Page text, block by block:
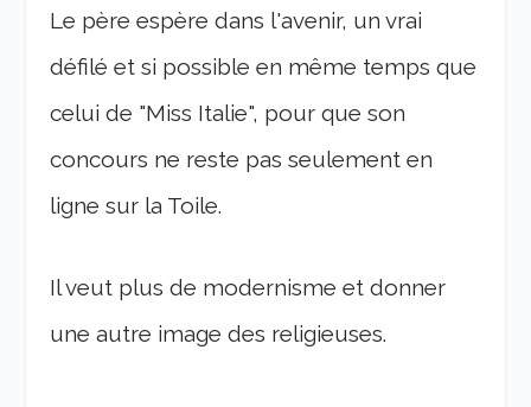
Le père espère dans l'avenir, un vrai
défilé et si possible en même temps que
celui de "Miss Italie", pour que son
concours ne reste pas seulement en
ligne sur la Toile.
Il veut plus de modernisme et donner
une autre image des religieuses.